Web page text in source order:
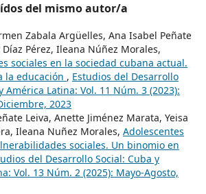
del mismo autor/a
Zabala Argüelles, Ana Isabel Peñate
Díaz Pérez, Ileana Núñez Morales,
sociales en la sociedad cubana actual.
la educación , Estudios del Desarrollo
América Latina: Vol. 11 Núm. 3 (2023):
2023
Leiva, Anette Jiménez Marata, Yeisa
Ileana Nuñez Morales, Adolescentes
sociales. Un binomio en
del Desarrollo Social: Cuba y
Vol. 13 Núm. 2 (2025): Mayo-Agosto,